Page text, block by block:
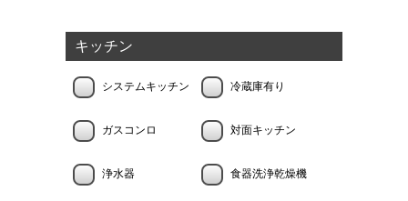
キッチン
システムキッチン 冷蔵庫有り
ガスコンロ 対面キッチン
浄水器 食器洗浄乾燥機